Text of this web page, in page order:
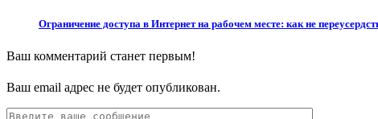
Ограничение доступа в Интернет на рабочем месте: как не
Ваш комментарий станет первым!
Ваш email адрес не будет опубликован.